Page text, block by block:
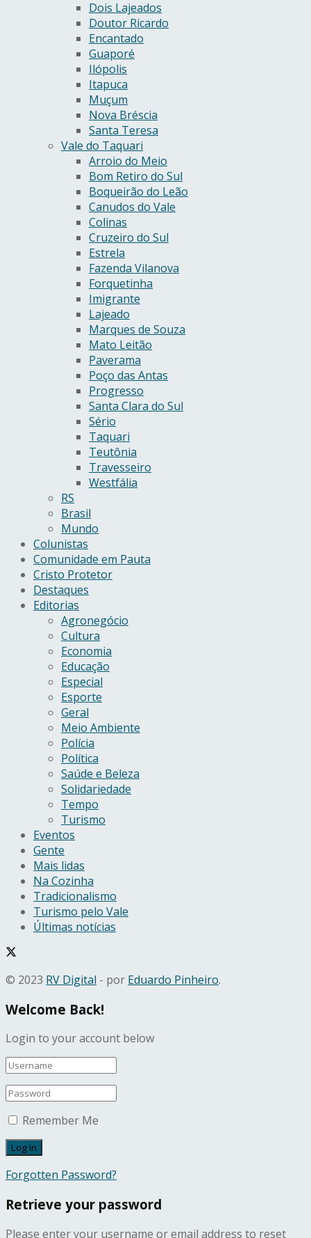
Dois Lajeados
Doutor Ricardo
Encantado
Guaporé
Ilópolis
Itapuca
Muçum
Nova Bréscia
Santa Teresa
Vale do Taquari
Arroio do Meio
Bom Retiro do Sul
Boqueirão do Leão
Canudos do Vale
Colinas
Cruzeiro do Sul
Estrela
Fazenda Vilanova
Forquetinha
Imigrante
Lajeado
Marques de Souza
Mato Leitão
Paverama
Poço das Antas
Progresso
Santa Clara do Sul
Sério
Taquari
Teutônia
Travesseiro
Westfália
RS
Brasil
Mundo
Colunistas
Comunidade em Pauta
Cristo Protetor
Destaques
Editorias
Agronegócio
Cultura
Economia
Educação
Especial
Esporte
Geral
Meio Ambiente
Polícia
Política
Saúde e Beleza
Solidariedade
Tempo
Turismo
Eventos
Gente
Mais lidas
Na Cozinha
Tradicionalismo
Turismo pelo Vale
Últimas notícias
© 2023 RV Digital - por Eduardo Pinheiro.
Welcome Back!
Login to your account below
Remember Me
Forgotten Password?
Retrieve your password
Please enter your username or email address to reset